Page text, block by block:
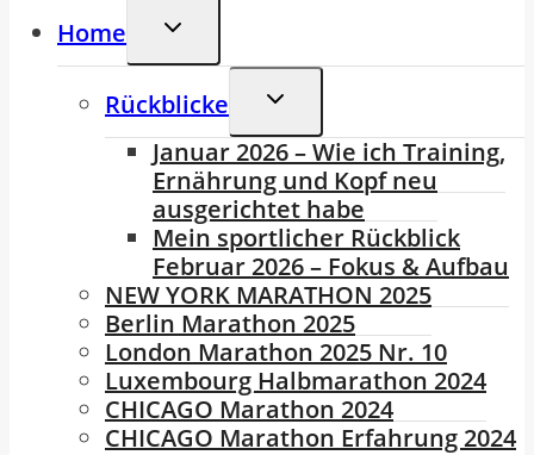
Home
Untermenü
Rückblicke
Untermenü
Januar 2026 – Wie ich Training,
Ernährung und Kopf neu
ausgerichtet habe
Mein sportlicher Rückblick
Februar 2026 – Fokus & Aufbau
NEW YORK MARATHON 2025
Berlin Marathon 2025
London Marathon 2025 Nr. 10
Luxembourg Halbmarathon 2024
CHICAGO Marathon 2024
CHICAGO Marathon Erfahrung 2024